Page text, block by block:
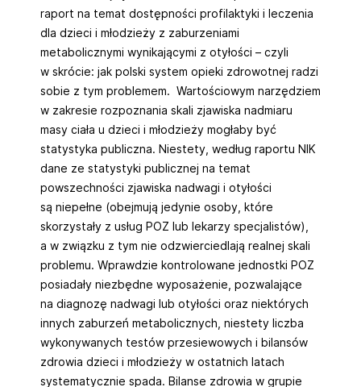
raport na temat dostępności profilaktyki i leczenia
dla dzieci i młodzieży z zaburzeniami
metabolicznymi wynikającymi z otyłości – czyli
w skrócie: jak polski system opieki zdrowotnej radzi
sobie z tym problemem. Wartościowym narzędziem
w zakresie rozpoznania skali zjawiska nadmiaru
masy ciała u dzieci i młodzieży mogłaby być
statystyka publiczna. Niestety, według raportu NIK
dane ze statystyki publicznej na temat
powszechności zjawiska nadwagi i otyłości
są niepełne (obejmują jedynie osoby, które
skorzystały z usług POZ lub lekarzy specjalistów),
a w związku z tym nie odzwierciedlają realnej skali
problemu. Wprawdzie kontrolowane jednostki POZ
posiadały niezbędne wyposażenie, pozwalające
na diagnozę nadwagi lub otyłości oraz niektórych
innych zaburzeń metabolicznych, niestety liczba
wykonywanych testów przesiewowych i bilansów
zdrowia dzieci i młodzieży w ostatnich latach
systematycznie spada. Bilanse zdrowia w grupie